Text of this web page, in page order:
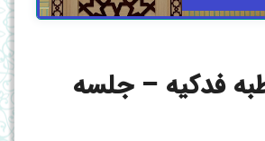
فدکیه – جلسه